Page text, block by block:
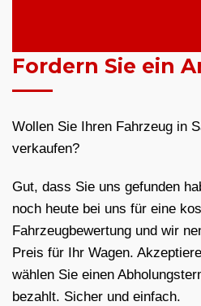
Fordern Sie ein
Wollen Sie Ihren Fahrzeug in
verkaufen?
Gut, dass Sie uns gefunden
noch heute bei uns für eine
Fahrzeugbewertung und wir
Preis für Ihr Wagen.
wählen Sie einen
bezahlt. Sicher und einfach.